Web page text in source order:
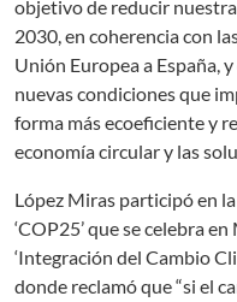
objetivo de reducir
2030, en coherencia con
Unión Europea a España,
nuevas condiciones que
forma más ecoeficiente y
economía circular y las
López Miras participó en
‘COP25’ que se celebra
‘Integración del Cambio
donde reclamó que “si el